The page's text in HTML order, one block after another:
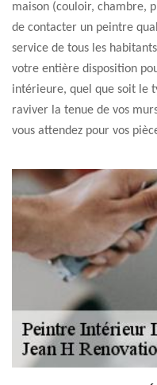
maison (couloir, chambre,
de contacter un peintre
service de tous les
votre entière disposition
intérieure, quel que soit le
raviver la tenue de vos
vous attendez pour vos